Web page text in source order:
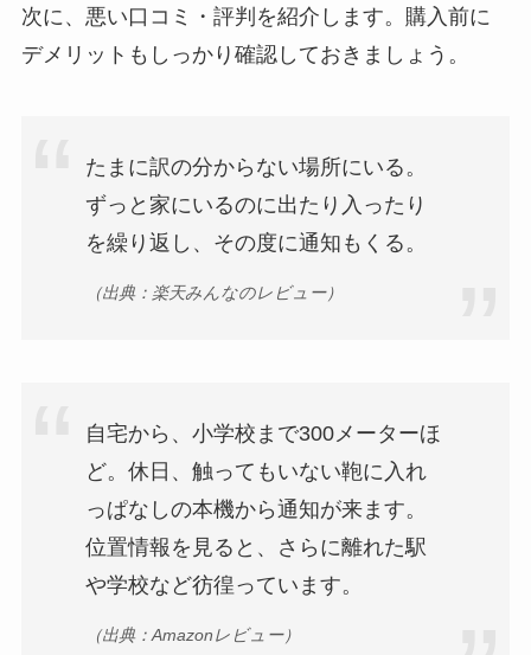
次に、悪い口コミ・評判を紹介します。購入前に
デメリットもしっかり確認しておきましょう。
たまに訳の分からない場所にいる。
ずっと家にいるのに出たり入ったり
を繰り返し、その度に通知もくる。
（出典：楽天みんなのレビュー）
自宅から、小学校まで300メーターほ
ど。休日、触ってもいない鞄に入れ
っぱなしの本機から通知が来ます。
位置情報を見ると、さらに離れた駅
や学校など彷徨っています。
（出典：Amazonレビュー）